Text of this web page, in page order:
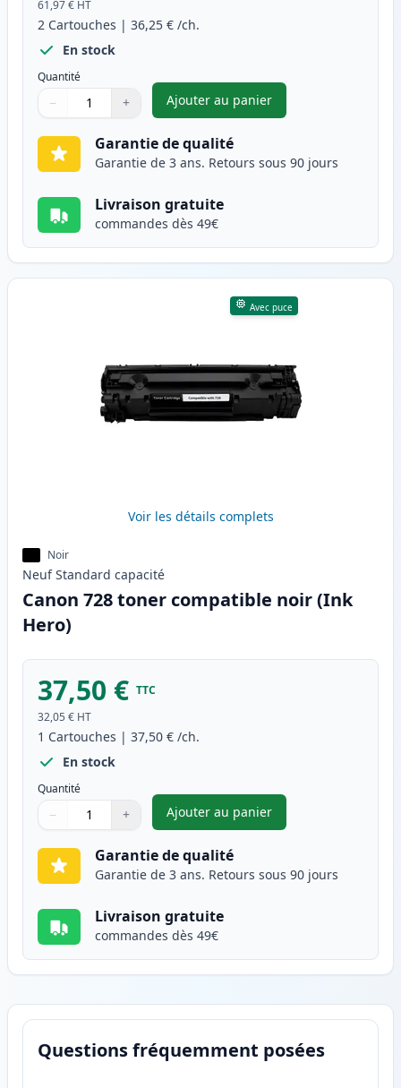
61,97 € HT
2 Cartouches | 36,25 € /ch.
En stock
Quantité
Quantité
Utilisez les boutons pour ajuster
− +
Quantité
Ajouter au panier
,Pack de 2 Canon 728 toner
Garantie de qualité
Garantie de 3 ans. Retours sous 90 jours
Livraison gratuite
commandes dès 49€
Avec puce
Voir les détails complets
Noir
Neuf Standard capacité
Canon 728 toner compatible noir (Ink
Hero)
37,50 € TTC
32,05 € HT
1 Cartouches | 37,50 € /ch.
En stock
Quantité
Quantité
Utilisez les boutons pour ajuster
− +
Quantité
Ajouter au panier
,Canon 728 toner compatible
Garantie de qualité
Garantie de 3 ans. Retours sous 90 jours
Livraison gratuite
commandes dès 49€
Questions fréquemment posées